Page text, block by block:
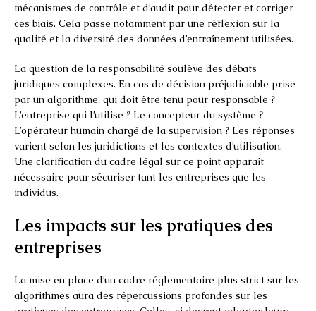
mécanismes de contrôle et d’audit pour détecter et corriger
ces biais. Cela passe notamment par une réflexion sur la
qualité et la diversité des données d’entraînement utilisées.
La question de la responsabilité soulève des débats
juridiques complexes. En cas de décision préjudiciable prise
par un algorithme, qui doit être tenu pour responsable ?
L’entreprise qui l’utilise ? Le concepteur du système ?
L’opérateur humain chargé de la supervision ? Les réponses
varient selon les juridictions et les contextes d’utilisation.
Une clarification du cadre légal sur ce point apparaît
nécessaire pour sécuriser tant les entreprises que les
individus.
Les impacts sur les pratiques des
entreprises
La mise en place d’un cadre réglementaire plus strict sur les
algorithmes aura des répercussions profondes sur les